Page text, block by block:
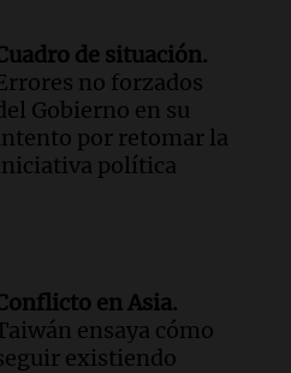
de situación.
no forzados
Gobierno en su
por retomar la
política
en Asia.
ensaya cómo
existiendo